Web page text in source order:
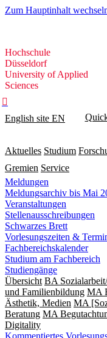
Zum Hauptinhalt
Hochschule
Düsseldorf
Hochschule
Düsseldorf
University of Applied
Sciences

English site EN
Aktuelles Studium
Gremien Service
Meldungen
Meldungsarchiv bis Mai
Veranstaltungen
Stellenausschreibungen
Schwarzes Brett
Vorlesungszeiten &
Fachbereichskalender
Studium am Fachbereich
Studiengänge
Übersicht BA
und Familienbildung MA
Ästhetik, Medien MA
Beratung MA
Digitality
Kommentiertes